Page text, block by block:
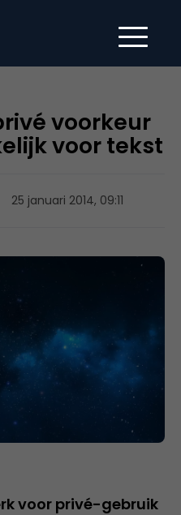
voorkeur
voor tekst
25 januari 2014, 09:11
voor privé-gebruik